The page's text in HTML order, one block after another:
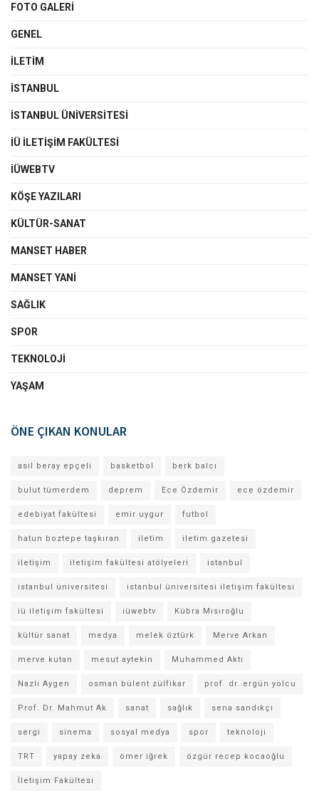
FOTO GALERI
GENEL
İLETIM
İSTANBUL
İSTANBUL ÜNIVERSITESI
İÜ İLETIŞIM FAKÜLTESI
İÜWEBTV
KÖŞE YAZILARI
KÜLTÜR-SANAT
MANSET HABER
MANSET YANI
SAĞLIK
SPOR
TEKNOLOJI
YAŞAM
ÖNE ÇIKAN KONULAR
asil beray epçeli basketbol berk balcı
bulut tümerdem deprem Ece Özdemir ece özdemir
edebiyat fakültesi emir uygur futbol
hatun boztepe taşkıran iletim iletim gazetesi
iletişim iletişim fakültesi atölyeleri istanbul
istanbul üniversitesi istanbul üniversitesi iletişim fakültesi
iü iletişim fakültesi iüwebtv Kübra Mısıroğlu
kültür sanat medya melek öztürk Merve Arkan
merve kutan mesut aytekin Muhammed Aktı
Nazlı Aygen osman bülent zülfikar prof. dr. ergün yolcu
Prof. Dr. Mahmut Ak sanat sağlık sena sandıkçı
sergi sinema sosyal medya spor teknoloji
TRT yapay zeka ömer iğrek özgür recep kocaoğlu
İletişim Fakültesi